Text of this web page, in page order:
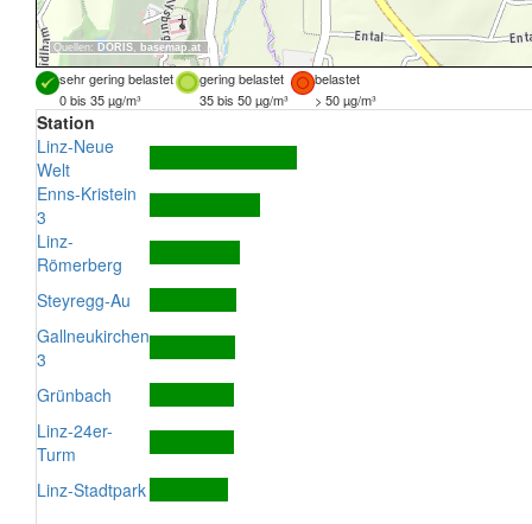
Quellen: DORIS, basemap.at
sehr gering belastet gering belastet
belastet
0 bis 35 µg/m³
35 bis 50 µg/m³ > 50 µg/m³
Station
Linz-Neue
Welt
Enns-Kristein
3
Linz-
Römerberg
Steyregg-Au
Gallneukirchen
3
Grünbach
Linz-24er-
Turm
Linz-Stadtpark